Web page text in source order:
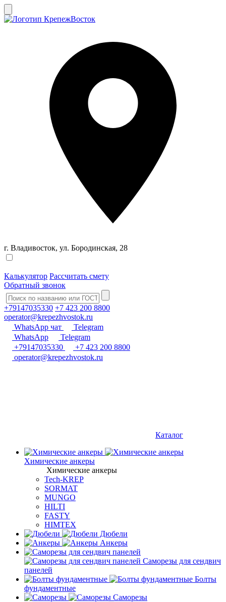
г. Владивосток, ул. Бородинская, 28
Калькулятор Рассчитать смету
Обратный звонок
+79147035330 +7 423 200 8800
operator@krepezhvostok.ru
WhatsApp чат
Telegram
WhatsApp
Telegram
+79147035330
+7 423 200 8800
operator@krepezhvostok.ru
Каталог
Химические анкеры
Химические анкеры
Tech-KREP
SORMAT
MUNGO
HILTI
FASTY
HIMTEX
Дюбели
Анкеры
Саморезы для сендвич
панелей
Болты
фундаментные
Саморезы